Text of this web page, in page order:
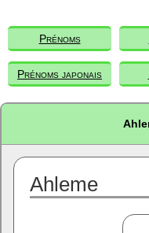
Prénoms
Prénoms japonais
Ahleme